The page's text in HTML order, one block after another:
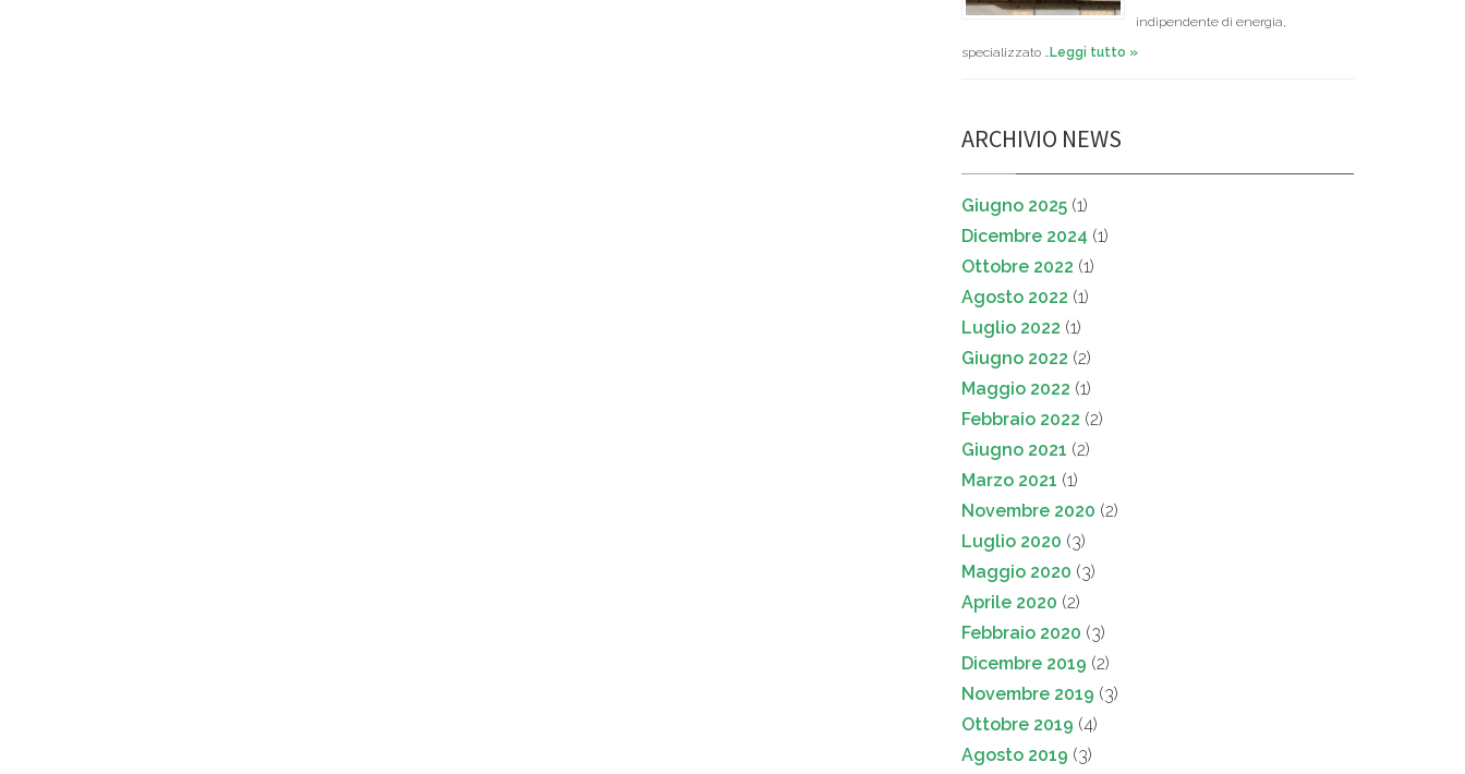
indipendente di energia,
specializzato …Leggi tutto »
ARCHIVIO NEWS
Giugno 2025 (1)
Dicembre 2024 (1)
Ottobre 2022 (1)
Agosto 2022 (1)
Luglio 2022 (1)
Giugno 2022 (2)
Maggio 2022 (1)
Febbraio 2022 (2)
Giugno 2021 (2)
Marzo 2021 (1)
Novembre 2020 (2)
Luglio 2020 (3)
Maggio 2020 (3)
Aprile 2020 (2)
Febbraio 2020 (3)
Dicembre 2019 (2)
Novembre 2019 (3)
Ottobre 2019 (4)
Agosto 2019 (3)